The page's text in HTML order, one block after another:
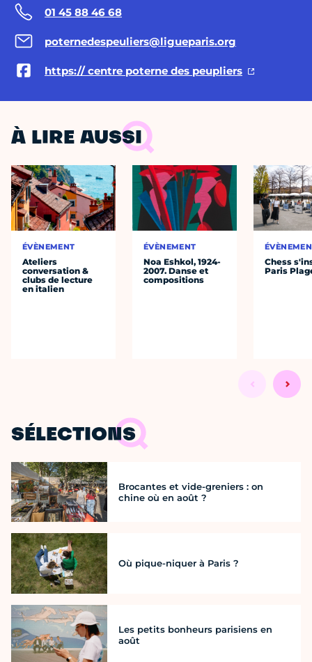
01 45 88 46 68
poternedespeuliers@ligueparis.org
https:// centre poterne des peupliers
À LIRE AUSSI
ÉVÈNEMENT
Ateliers
conversation &
clubs de lecture
en italien
ÉVÈNEMENT
Noa Eshkol, 1924-
2007. Danse et
compositions
Chess
Paris
SÉLECTIONS
Brocantes et vide-greniers : on
chine où en août ?
Où pique-niquer à Paris ?
Les petits bonheurs parisiens en
août